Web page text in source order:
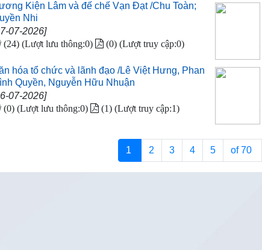
Kiện Lâm và đế chế Vạn Đạt /Chu Toàn;
Nhi
07-2026]
(24) (Lượt lưu thông:0) (0) (Lượt truy cập:0)
hóa tổ chức và lãnh đạo /Lê Việt Hưng, Phan
Quyền, Nguyễn Hữu Nhuận
07-2026]
(0) (Lượt lưu thông:0) (1) (Lượt truy cập:1)
1 2 3 4 5 of 70